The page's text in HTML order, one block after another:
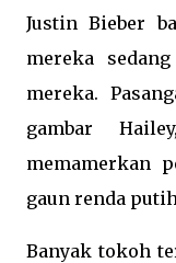
Justin Bieber
mereka
mereka.
gambar
memamerkan
gaun renda
Banyak tokoh